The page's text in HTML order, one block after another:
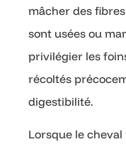
mâcher des
sont usées ou
privilégier les
récoltés
digestibilité.
Lorsque le